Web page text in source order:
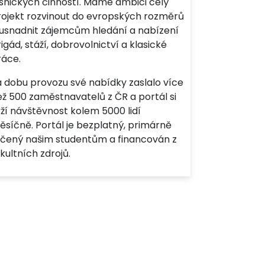
rozvinout do evropských rozměrů
zájemcům hledání a nabízení
stáží, dobrovolnictví a klasické
dobu provozu své nabídky zaslalo více
500 zaměstnavatelů z ČR a portál si
návštěvnost kolem 5000 lidí
Portál je bezplatný, primárně
našim studentům a financován z
zdrojů.